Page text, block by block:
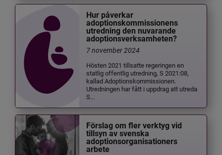
Hur påverkar
adoptionskommissionens
utredning den nuvarande
adoptionsverksamheten?
7 november 2024
Hösten 2021 tillsatte regeringen en
statlig offentlig utredning, S 2021:08,
kallad Adoptionskommissionen.
Utredningen har fått i uppdrag att utreda
S...
Förslag om fler verktyg vid
tillsyn av svenska
adoptionsorganisationers
arbete